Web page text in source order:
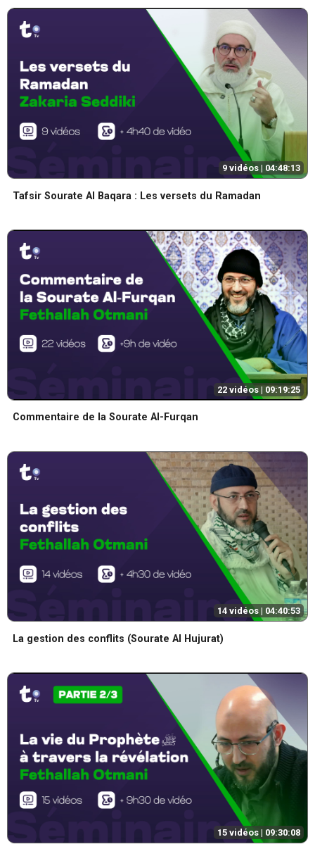
9 vidéos | 04:48:13
Tafsir Sourate Al Baqara : Les versets du Ramadan
22 vidéos | 09:19:25
Commentaire de la Sourate Al-Furqan
14 vidéos | 04:40:53
La gestion des conflits (Sourate Al Hujurat)
15 vidéos | 09:30:08